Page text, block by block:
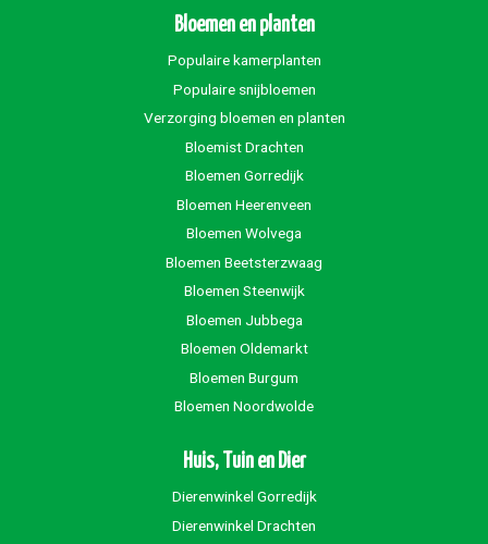
Bloemen en planten
Populaire kamerplanten
Populaire snijbloemen
Verzorging bloemen en planten
Bloemist Drachten
Bloemen Gorredijk
Bloemen Heerenveen
Bloemen Wolvega
Bloemen Beetsterzwaag
Bloemen Steenwijk
Bloemen Jubbega
Bloemen Oldemarkt
Bloemen Burgum
Bloemen Noordwolde
Huis, Tuin en Dier
Dierenwinkel Gorredijk
Dierenwinkel Drachten